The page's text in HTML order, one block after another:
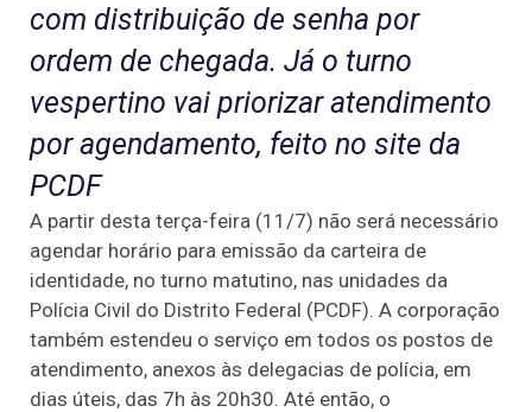
com distribuição de senha por
ordem de chegada. Já o turno
vespertino vai priorizar atendimento
por agendamento, feito no site da
PCDF
A partir desta terça-feira (11/7) não será necessário
agendar horário para emissão da carteira de
identidade, no turno matutino, nas unidades da
Polícia Civil do Distrito Federal (PCDF). A corporação
também estendeu o serviço em todos os postos de
atendimento, anexos às delegacias de polícia, em
dias úteis, das 7h às 20h30. Até então, o